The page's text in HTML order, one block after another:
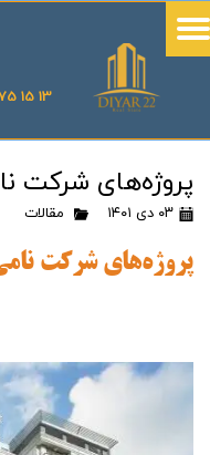
15 13
پروژه‌های شرکت
۰۳ دی ۱۴۰۱ مقالات
پروژه‌های شرکت